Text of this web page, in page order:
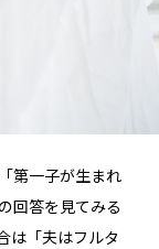
第一子が生まれ
回答を見てみる
は「夫はフルタ